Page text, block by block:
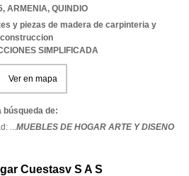
, ARMENIA, QUINDIO
y piezas de madera de carpinteria y
SIMPLIFICADA
Ver en mapa
búsqueda de:
...MUEBLES DE HOGAR ARTE Y DISENO
Cuestasv S A S